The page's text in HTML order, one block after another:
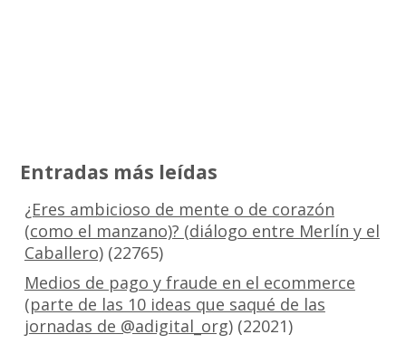
Entradas más leídas
¿Eres ambicioso de mente o de corazón
(como el manzano)? (diálogo entre Merlín y el
Caballero)(22765)
Medios de pago y fraude en el ecommerce
(parte de las 10 ideas que saqué de las
jornadas de @adigital_org)(22021)